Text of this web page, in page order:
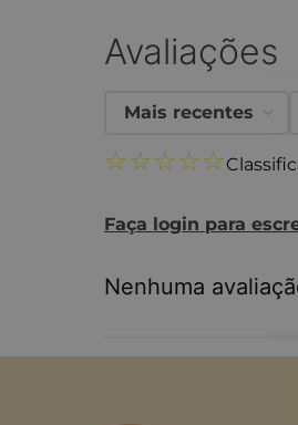
Avaliações
☆☆☆☆☆
Faça login para
Mais recentes
Nenhuma